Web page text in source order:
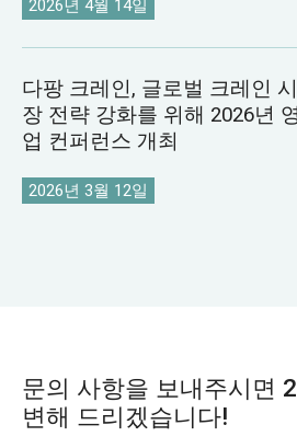
2026년 4월 14일
다팡 크레인, 글로벌 크레인 시
장 전략 강화를 위해 2026년
업 컨퍼런스 개최
2026년 3월 12일
문의 사항을 보내주시면
변해 드리겠습니다!